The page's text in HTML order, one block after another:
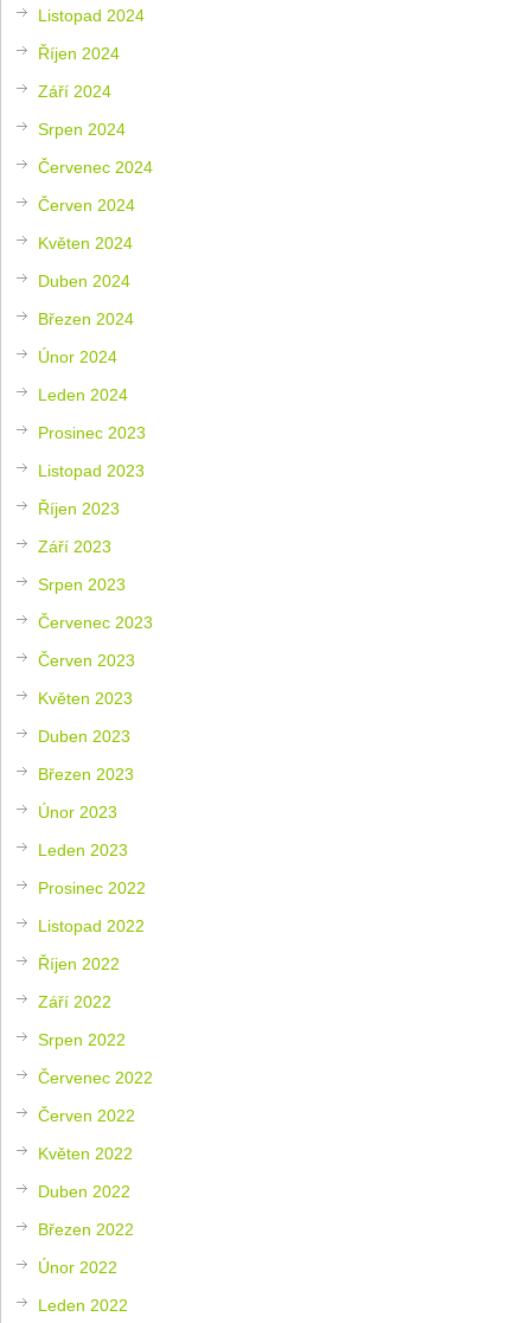
Listopad 2024
Říjen 2024
Září 2024
Srpen 2024
Červenec 2024
Červen 2024
Květen 2024
Duben 2024
Březen 2024
Únor 2024
Leden 2024
Prosinec 2023
Listopad 2023
Říjen 2023
Září 2023
Srpen 2023
Červenec 2023
Červen 2023
Květen 2023
Duben 2023
Březen 2023
Únor 2023
Leden 2023
Prosinec 2022
Listopad 2022
Říjen 2022
Září 2022
Srpen 2022
Červenec 2022
Červen 2022
Květen 2022
Duben 2022
Březen 2022
Únor 2022
Leden 2022